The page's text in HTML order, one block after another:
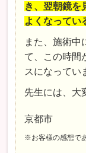
き、翌朝鏡を
よくなってい
また、施術中
て、この時間
スになってい
先生には、大
京都市
※お客様の感想で